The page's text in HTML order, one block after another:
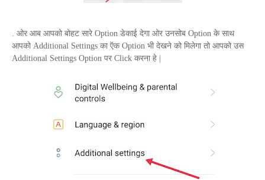
. ओर आब आपको बोहट सारे Option डेकाई देगा ओर उनसोब Option के साथ
आपको Additional Settings का ऍक Option भी देखने को मिलेगा तो आपको उस
Additional Settings Option पर Click करना हे |